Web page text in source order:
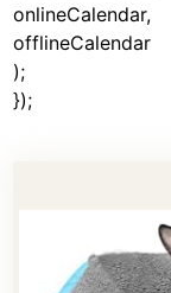
onlineCalendar,
offlineCalendar
);
});